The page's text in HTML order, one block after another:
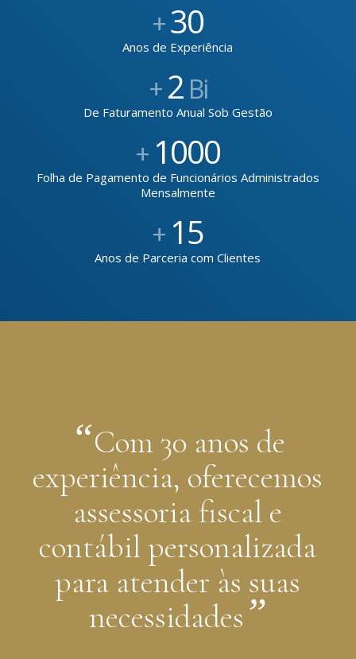
+30
Anos de Experiência
+2Bi
De Faturamento Anual Sob Gestão
+ 1000
Folha de Pagamento de Funcionários Administrados
Mensalmente
+ 15
Anos de Parceria com Clientes
“Com 30 anos de
experiência, oferecemos
assessoria fiscal e
contábil personalizada
para atender às suas
necessidades”